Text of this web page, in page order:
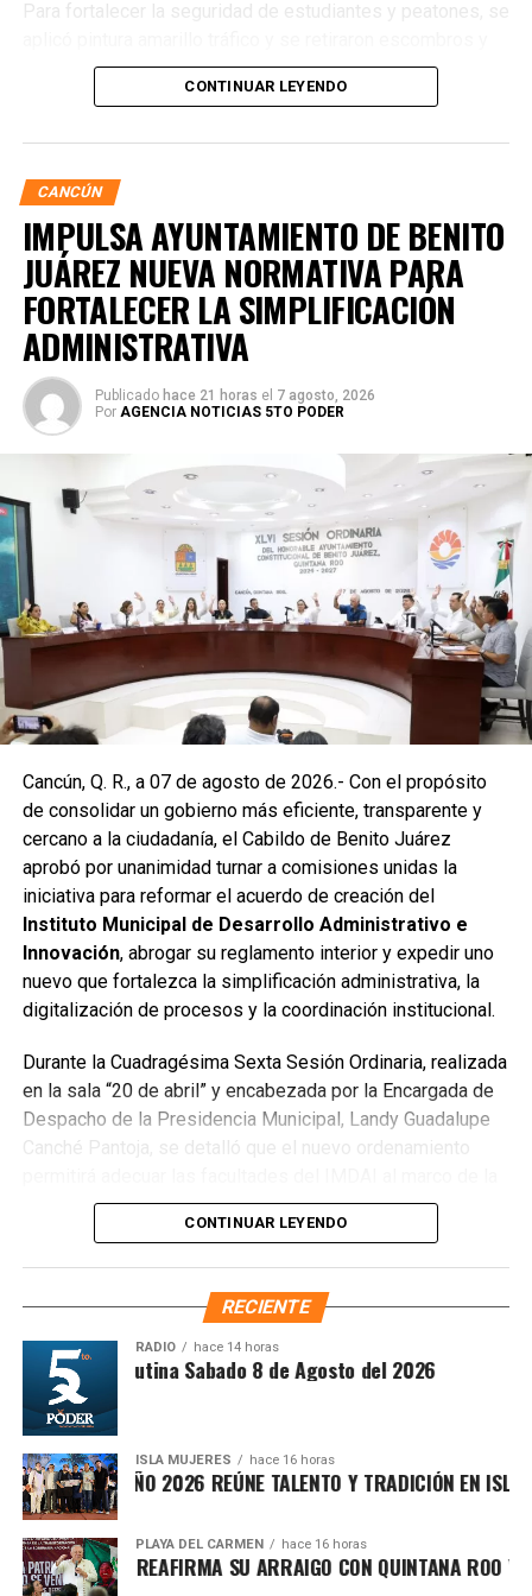
Para fortalecer la seguridad de estudiantes y peatones, se
residuos vegetales acumulados en la zona. Estas
acciones buscan garantizar entornos escolares más
Posteriormente, en la Supermanzana 238, se atendió la
solicitud de vecinos mediante el desazolve de un pozo
pluvial localizado en el cruce de la Calle 53 con Calle 112.
Con apoyo de una máquina perforadora y una unidad
Vactor, se liberó el captador para prevenir
encharcamientos y mejorar el flujo hidráulico, lo que fue
reconocido por la comunidad como una respuesta
oportuna del gobierno municipal.
se reconstruyó la losa de bóveda y se instaló una nueva
rejilla en un pozo dañado por el tránsito de vehículos
pesados. De manera simultánea, se recuperó un espacio
público utilizado como basurero clandestino, del cual se
han retirado aproximadamente 150 toneladas de
escombros, cacharros y desechos vegetales. Se estima
que el saneamiento concluirá en dos días.
Finalmente, las Unidades Verdes de SIRESOL Cancún
convertirse en punto de disposición ilegal de basura. El
Ayuntamiento exhortó a la ciudadanía a reportar estas
prácticas y sumarse al esfuerzo colectivo para mantener
un Cancún limpio y con prosperidad compartida.
Fuente: 5to Poder Agencia de Noticias
CONTINUAR LEYENDO
CANCÚN
IMPULSA AYUNTAMIENTO DE BENITO
JUÁREZ NUEVA NORMATIVA PARA
FORTALECER LA SIMPLIFICACIÓN
ADMINISTRATIVA
Publicado hace 21 horas el 7 agosto, 2026
Por AGENCIA NOTICIAS 5TO PODER
Cancún, Q. R., a 07 de agosto de 2026.- Con el propósito
de consolidar un gobierno más eficiente, transparente y
cercano a la ciudadanía, el Cabildo de Benito Juárez
aprobó por unanimidad turnar a comisiones unidas la
iniciativa para reformar el acuerdo de creación del
Instituto Municipal de Desarrollo Administrativo e
Innovación, abrogar su reglamento interior y expedir uno
nuevo que fortalezca la simplificación administrativa, la
digitalización de procesos y la coordinación institucional.
Durante la Cuadragésima Sexta Sesión Ordinaria, realizada
en la sala “20 de abril” y encabezada por la Encargada de
Despacho de la Presidencia Municipal, Landy Guadalupe
Canché Pantoja, se detalló que el nuevo ordenamiento
Ley Nacional para Eliminar Trámites Burocráticos
mediante la instauración de la Autoridad Municipal de
Simplificación y Digitalización. Con ello, se busca agilizar
trámites, reducir cargas administrativas y mejorar la
CONTINUAR LEYENDO
RECIENTE
RADIO hace 14 horas
Síntesis Matutina Sabado 8 de Agosto del 2026
ISLA MUJERES hace 16 horas
ISLEÑO 2026 REÚNE TALENTO Y TRADICIÓN EN ISLA
PLAYA DEL CARMEN hace 16 horas
MARÍN REAFIRMA SU ARRAIGO CON QUINTANA ROO Y